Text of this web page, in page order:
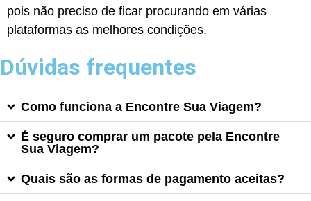
pois não preciso de ficar procurando em várias
plataformas as melhores condições.
Dúvidas frequentes
Como funciona a Encontre Sua Viagem?
É seguro comprar um pacote pela Encontre
Sua Viagem?
Quais são as formas de pagamento aceitas?